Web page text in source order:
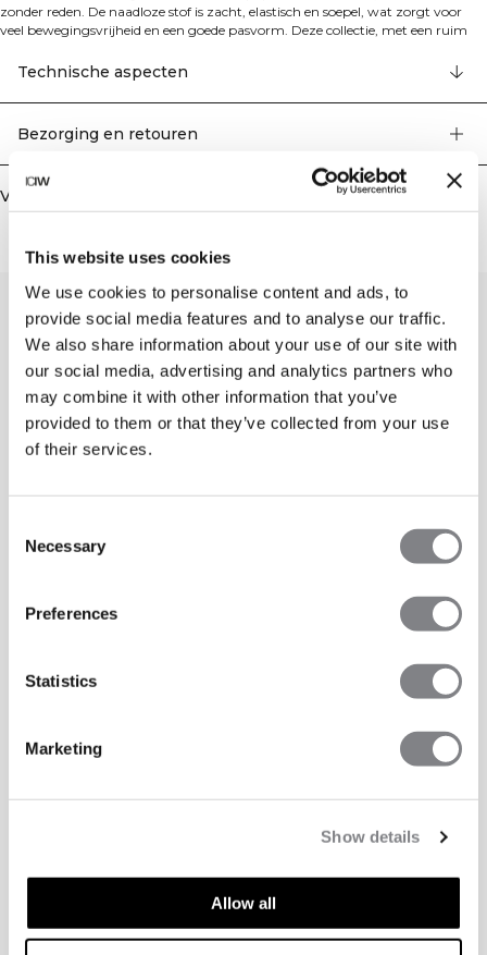
This website uses cookies
We use cookies to personalise content and ads, to
provide social media features and to analyse our traffic.
We also share information about your use of our site with
our social media, advertising and analytics partners who
may combine it with other information that you’ve
provided to them or that they’ve collected from your use
of their services.
Selection
Necessary
Preferences
Statistics
Marketing
Show details
Allow all
zonder reden. De naadloze stof is zacht, elastisch en soepel, wat zorgt voor
veel bewegingsvrijheid en een goede pasvorm. Deze collectie, met een ruim
voor verschillende soorten work-outs. De 4-way stretch stof met de nieuwste
naadloze technologie zorgt voor meer mobiliteit tijdens je workout. De
elastische en duurzame stof heeft het ICIW-logo op de voorkant en
een flatterende V-hals. 92% gerecycled nylon, 8% elastaan
Technische aspecten
Bezorging en retouren
Vergelijkbare producten
TECHNISCHE ASPECTEN